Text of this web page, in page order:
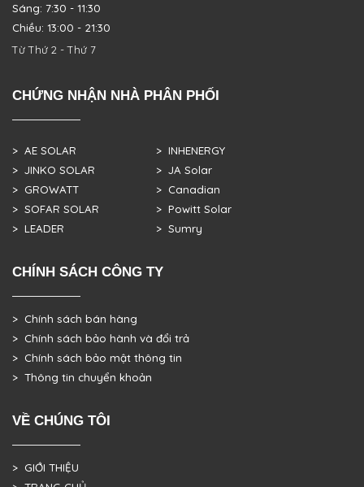
Sáng: 7:30 - 11:30
Chiều: 13:00 - 21:30
Từ Thứ 2 - Thứ 7
CHỨNG NHẬN NHÀ PHÂN PHỐI
> AE SOLAR
> JINKO SOLAR
> GROWATT
> SOFAR SOLAR
> LEADER
> INHENERGY
> JA Solar
> Canadian
> Powitt Solar
> Sumry
CHÍNH SÁCH CÔNG TY
> Chính sách bán hàng
> Chính sách bảo hành và đổi trả
> Chính sách bảo mật thông tin
> Thông tin chuyển khoản
VỀ CHÚNG TÔI
> GIỚI THIỆU